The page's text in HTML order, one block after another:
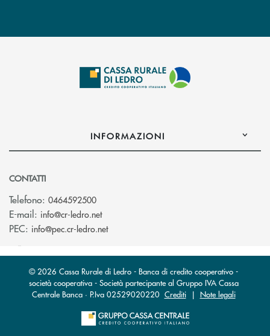
INFORMAZIONI
CONTATTI
Telefono: 0464592500
E-mail: info@cr-ledro.net(si apre l’app di posta elettronica)
PEC: info@pec.cr-ledro.net(si apre l’app di posta elettronica)
© 2026 Cassa Rurale di Ledro - Banca di credito cooperativo -
società cooperativa - Società partecipante al Gruppo IVA Cassa
Centrale Banca · P.Iva 02529020220 Crediti| Note legali